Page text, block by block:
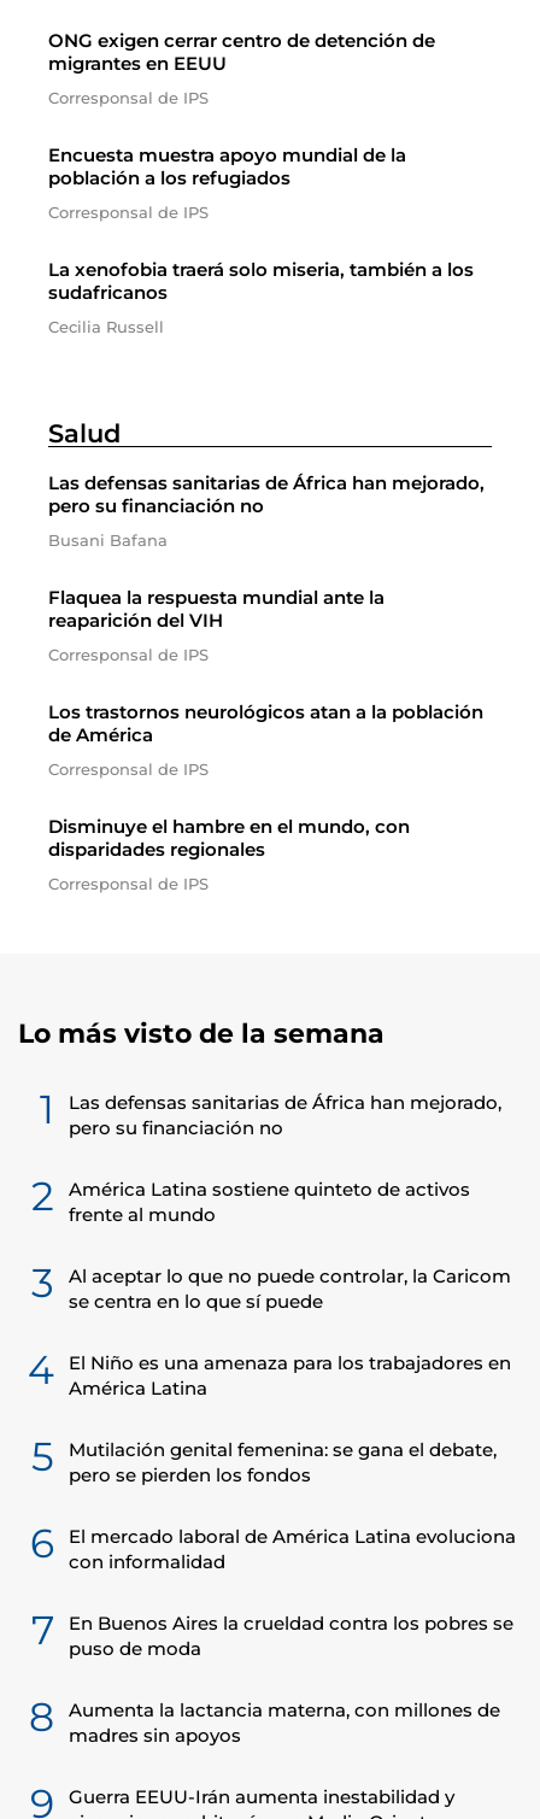
ONG exigen cerrar centro de detención de
migrantes en EEUU
Corresponsal de IPS
Encuesta muestra apoyo mundial de la
población a los refugiados
Corresponsal de IPS
La xenofobia traerá solo miseria, también a los
sudafricanos
Cecilia Russell
Salud
Las defensas sanitarias de África han mejorado,
pero su financiación no
Busani Bafana
Flaquea la respuesta mundial ante la
reaparición del VIH
Corresponsal de IPS
Los trastornos neurológicos atan a la población
de América
Corresponsal de IPS
Disminuye el hambre en el mundo, con
disparidades regionales
Corresponsal de IPS
Lo más visto de la semana
1
Las defensas sanitarias de África han mejorado,
pero su financiación no
2
América Latina sostiene quinteto de activos
frente al mundo
3
Al aceptar lo que no puede controlar, la Caricom
se centra en lo que sí puede
4
El Niño es una amenaza para los trabajadores en
América Latina
5
Mutilación genital femenina: se gana el debate,
pero se pierden los fondos
6
El mercado laboral de América Latina evoluciona
con informalidad
7
En Buenos Aires la crueldad contra los pobres se
puso de moda
8
Aumenta la lactancia materna, con millones de
madres sin apoyos
9
Guerra EEUU-Irán aumenta inestabilidad y